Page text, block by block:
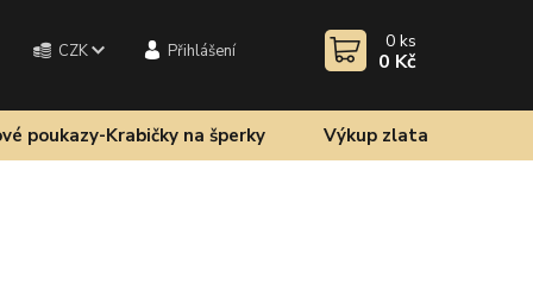
CZK Přihlášení 0 ks
0 Kč
poukazy-Krabičky na šperky Výkup zlata